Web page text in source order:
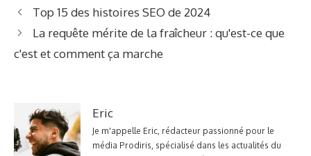
Top 15 des histoires SEO de 2024
La requête mérite de la fraîcheur : qu'est-ce que
c'est et comment ça marche
Eric
Je m'appelle Eric, rédacteur passionné pour le
média Prodiris, spécialisé dans les actualités du